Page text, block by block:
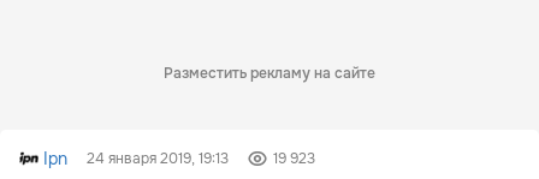
Разместить рекламу на сайте
Ipn 24 января 2019, 19:13 19 923